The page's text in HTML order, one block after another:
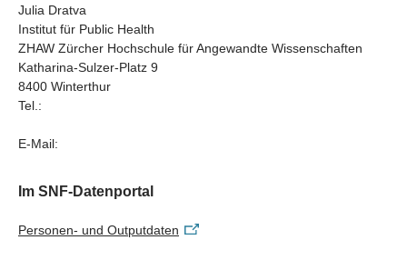
Julia Dratva
Institut für Public Health
ZHAW Zürcher Hochschule für Angewandte Wissenschaften
Katharina-Sulzer-Platz 9
8400 Winterthur
Tel.:
E-Mail:
Im SNF-Datenportal
Personen- und Outputdaten